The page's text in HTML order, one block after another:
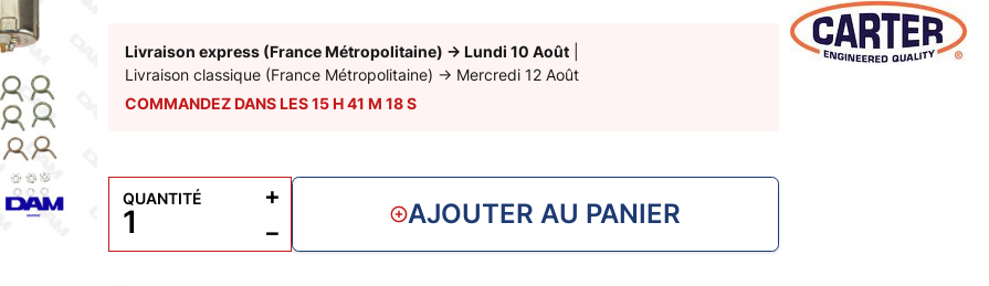
Montage universel et multiple pour toutes application nécessitant une pompe
d'alimentation.
Montage ne convenant pas pour les montages injections multipoints haute
pression.
Livraison express (France Métropolitaine) → Lundi 10 Août
Livraison classique (France Métropolitaine) → Mercredi 12 Août
COMMANDEZ DANS LES 15H41 M17S
QUANTITÉ
−
+
AJOUTER AU PANIER